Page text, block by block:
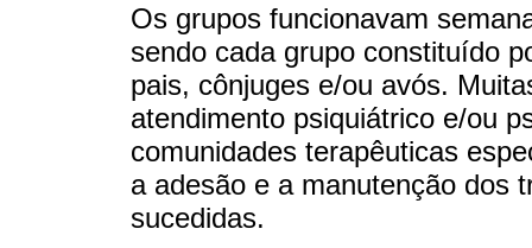
Os grupos funcionavam
sendo cada grupo constituído
pais, cônjuges e/ou avós.
atendimento psiquiátrico e/ou
comunidades terapêuticas
a adesão e a manutenção dos
sucedidas.